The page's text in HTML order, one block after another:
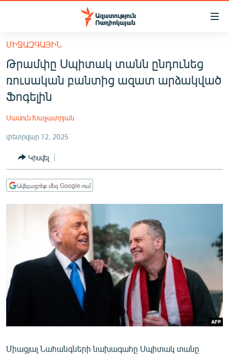
Մատչելիության
հիմնական
բովանդակությանը
հիմնական
մենյուին
ՀԱՅԱՍՏԱՆ
ՔԱՂԱՔԱԿԱՆ
ՏՆՏԵՍՈՒԹՅՈՒՆ
ՂԱՐԱԲԱՂ
ՏԱՐԱԾԱՇՐՋԱՆ
ՄԻՋԱԶԳԱՅԻՆ
ՄՇԱԿՈՒՅԹ
ՍՊՈՐՏ
ՄԵԿՆԱԲԱՆՈՒԹՅՈՒՆ
ԱՐԽԻՎ
ՄԻՋԱԶԳԱՅԻՆ
Թրամփը Սպիտակ տանն ընդունեց
ռուսական բանտից ազատ արձակված
Ֆոգելին
Սասուն Խաչատրյան
փետրվար 12, 2025
Կիսվել
Ավելացրեք մեզ Google-ում
Միացյալ Նահանգների նախագահը Սպիտակ տանը